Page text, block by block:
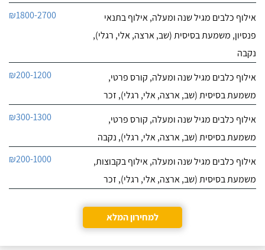
אילוף כלבים מגיל שנה ומעלה, אילוף בתנאי
פנסיון, משמעת בסיסית (שב, ארצה, אלי, רגלי),
נקבה
₪1800-2700
אילוף כלבים מגיל שנה ומעלה, קורס פרטי,
משמעת בסיסית (שב, ארצה, אלי, רגלי), זכר
₪200-1200
אילוף כלבים מגיל שנה ומעלה, קורס פרטי,
משמעת בסיסית (שב, ארצה, אלי, רגלי), נקבה
₪300-1300
אילוף כלבים מגיל שנה ומעלה, אילוף בקבוצות,
משמעת בסיסית (שב, ארצה, אלי, רגלי), זכר
₪200-1000
למחירון המלא